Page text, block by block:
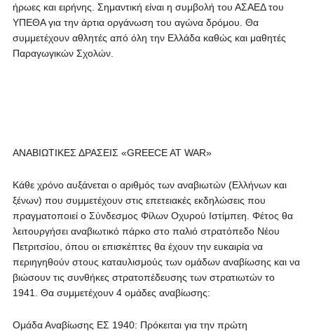
ήρωες και ειρήνης. Σημαντική είναι η συμβολή του ΑΣΑΕΔ του
ΥΠΕΘΑ για την άρτια οργάνωση του αγώνα δρόμου. Θα
συμμετέχουν αθλητές από όλη την Ελλάδα καθώς και μαθητές
Παραγωγικών Σχολών.
ΑΝΑΒΙΩΤΙΚΕΣ ΔΡΑΣΕΙΣ «GREECE AT WAR»
Κάθε χρόνο αυξάνεται ο αριθμός των αναβιωτών (Ελλήνων και
ξένων) που συμμετέχουν στις επετειακές εκδηλώσεις που
πραγματοποιεί ο Σύνδεσμος Φίλων Οχυρού Ιστίμπεη. Φέτος θα
λειτουργήσει αναβιωτικό πάρκο στο παλιό στρατόπεδο Νέου
Πετριτσίου, όπου οι επισκέπτες θα έχουν την ευκαιρία να
περιηγηθούν στους καταυλισμούς των ομάδων αναβίωσης και να
βιώσουν τις συνθήκες στρατοπέδευσης των στρατιωτών το
1941. Θα συμμετέχουν 4 ομάδες αναβίωσης:
Ομάδα Αναβίωσης ΕΣ 1940: Πρόκειται για την πρώτη